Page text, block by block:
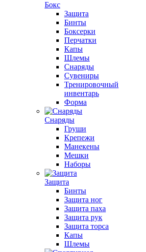
Бокс
Защита
Бинты
Боксерки
Перчатки
Капы
Шлемы
Снаряды
Сувениры
Тренировочный
инвентарь
Форма
Снаряды
Груши
Крепежи
Манекены
Мешки
Наборы
Защита
Бинты
Защита ног
Защита паха
Защита рук
Защита торса
Капы
Шлемы